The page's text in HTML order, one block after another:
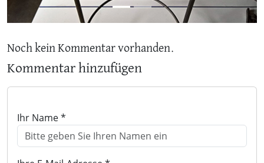
Noch kein Kommentar vorhanden.
Kommentar hinzufügen
Ihr Name *